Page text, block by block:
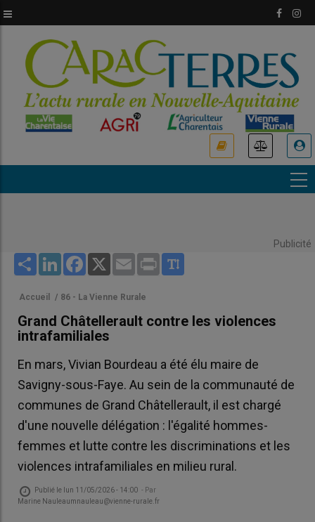
au
principal
Publicité
Share LinkedInFacebook
X Email Print
Accueil / 86 - La Vienne Rurale
Grand Châtellerault contre les violences
intrafamiliales
En mars, Vivian Bourdeau a été élu maire de
Savigny-sous-Faye. Au sein de la communauté de
communes de Grand Châtellerault, il est chargé
d'une nouvelle délégation : l'égalité hommes-
femmes et lutte contre les discriminations et les
violences intrafamiliales en milieu rural.
Publié le lun 11/05/2026 - 14:00 - Par
Marine Nauleaumnauleau@vienne-rurale.fr